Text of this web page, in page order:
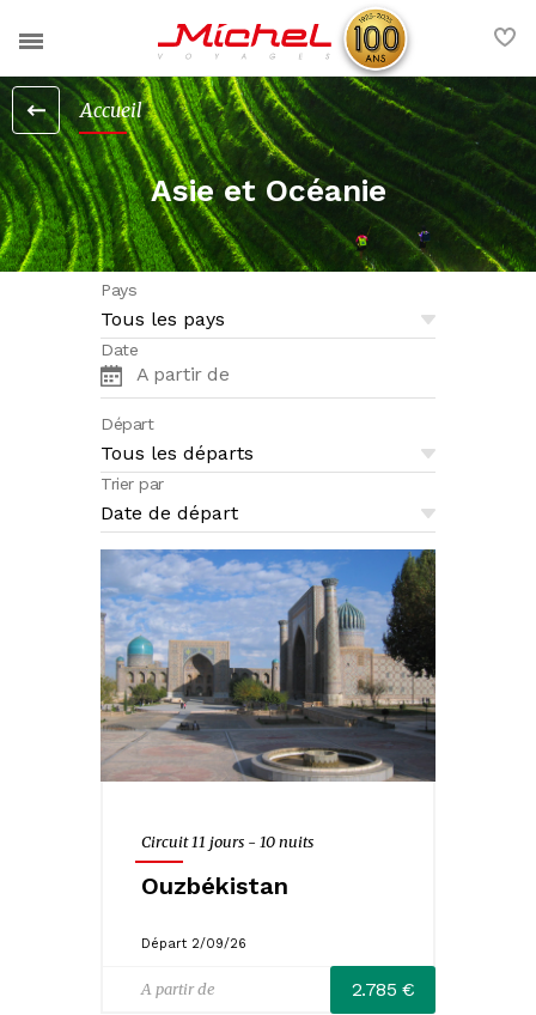
Nos voyages
France
Europe
Afrique et Moyen-Orient
Amériques et Caraïbes
Asie et Océanie
Evènements
Escapades citadines
Croisières fluviales
Croisières maritimes
Journées
Music-Hall et cabarets
Nos services
Actualités
Contact
Voyages groupe
Nos brochures
La société
Accueil
Asie et Océanie
Pays
Date
A partir de
Départ
Trier par
Circuit 11 jours - 10 nuits
Ouzbékistan
Départ 2/09/26
A partir de 2.785 €